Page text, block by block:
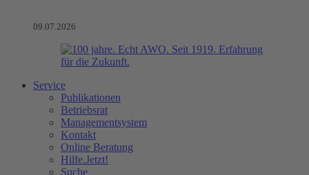
09.07.2026
Service
Publikationen
Betriebsrat
Managementsystem
Kontakt
Online Beratung
Hilfe.Jetzt!
Suche